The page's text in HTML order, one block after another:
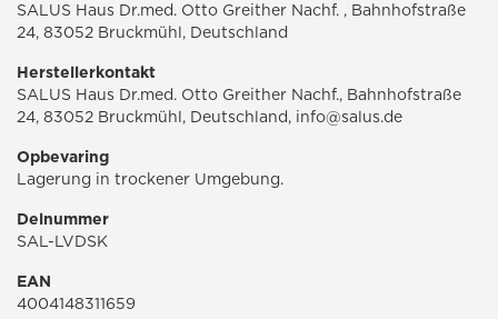
SALUS Haus Dr.med. Otto Greither Nachf. , Bahnhofstraße
24, 83052 Bruckmühl, Deutschland
Herstellerkontakt
SALUS Haus Dr.med. Otto Greither Nachf., Bahnhofstraße
24, 83052 Bruckmühl, Deutschland, info@salus.de
Opbevaring
Lagerung in trockener Umgebung.
Delnummer
SAL-LVDSK
EAN
4004148311659